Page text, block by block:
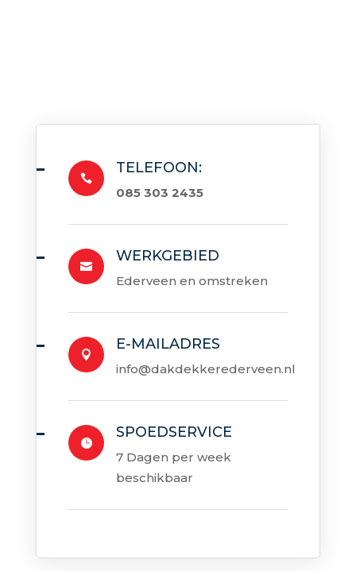

TELEFOON:
085 303 2435

WERKGEBIED
Ederveen en omstreken

E-MAILADRES
info@dakdekkerederveen.nl

SPOEDSERVICE
7 Dagen per week
beschikbaar